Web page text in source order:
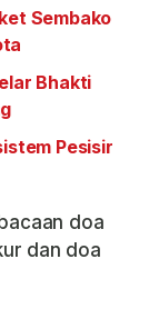
Sembako
Bhakti
Pesisir
doa
dan doa